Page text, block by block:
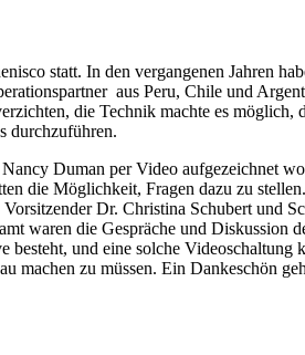
statt. In den vergangenen Jahren
aus Peru, Chile und
die Technik machte es
durchzuführen.
Duman per Video aufgezeichnet
die Möglichkeit, Fragen dazu zu
Dr. Christina Schubert und
waren die Gespräche und
und eine solche Videoschaltung
machen zu müssen. Ein Dankeschön